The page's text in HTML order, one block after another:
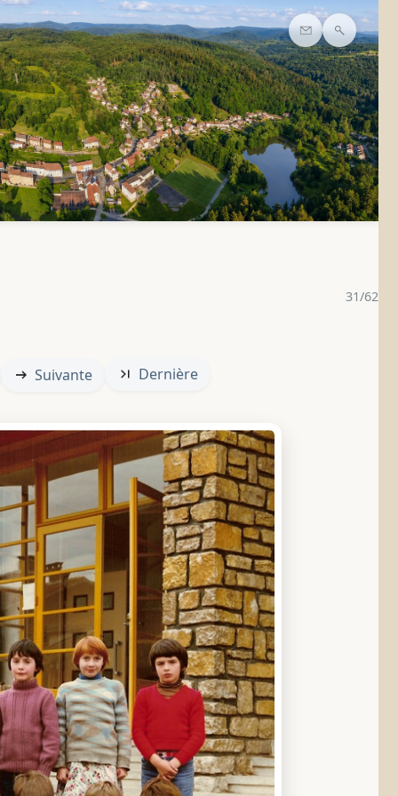
Contact
31/62
Suivante Dernière